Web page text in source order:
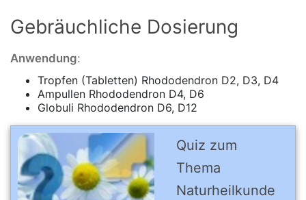
Gebräuchliche Dosierung
Anwendung:
Tropfen (Tabletten) Rhododendron D2, D3, D4
Ampullen Rhododendron D4, D6
Globuli Rhododendron D6, D12
Quiz zum
Thema
Naturheilkunde